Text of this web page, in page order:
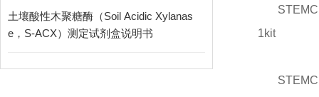
土壤酸性木聚糖酶（Soil Acidic Xylanas
e，S-ACX）测定试剂盒说明书
1kit